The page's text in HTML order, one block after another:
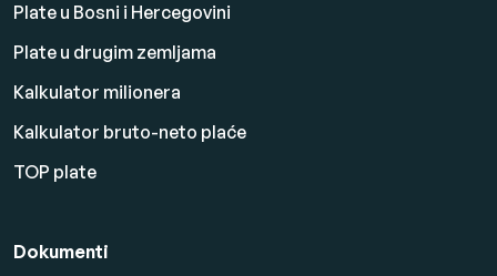
Plate u Bosni i Hercegovini
Plate u drugim zemljama
Kalkulator milionera
Kalkulator bruto-neto plaće
TOP plate
Dokumenti